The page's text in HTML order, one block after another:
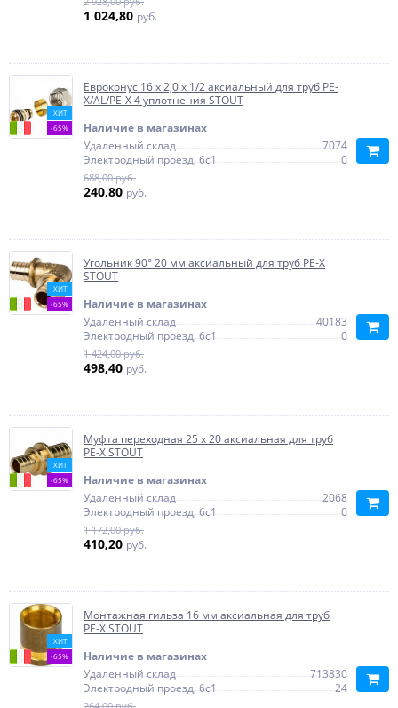
1 024,80 руб.
ХИТ
-65%
Евроконус 16 х 2,0 х 1/2 аксиальный для труб PE-
X/AL/PE-X 4 уплотнения STOUT
Наличие в магазинах
Удаленный склад
7074
Электродный проезд, 6с1
0
688,00 руб.
240,80 руб.
ХИТ
-65%
Угольник 90° 20 мм аксиальный для труб PE-X
STOUT
Наличие в магазинах
Удаленный склад
40183
Электродный проезд, 6с1
0
1 424,00 руб.
498,40 руб.
ХИТ
-65%
Муфта переходная 25 x 20 аксиальная для труб
PE-X STOUT
Наличие в магазинах
Удаленный склад
2068
Электродный проезд, 6с1
0
1 172,00 руб.
410,20 руб.
ХИТ
-65%
Монтажная гильза 16 мм аксиальная для труб
PE-X STOUT
Наличие в магазинах
Удаленный склад
713830
Электродный проезд, 6с1
24